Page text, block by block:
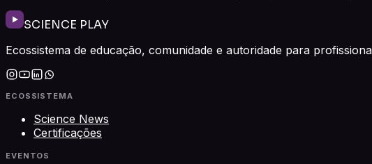
SCIENCE PLAY
Ecossistema de educação, comunidade e autoridade para
ECOSSISTEMA
Science News
Certificações
EVENTOS